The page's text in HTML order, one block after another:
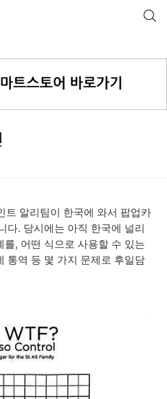
트 알리팀이 한국에 와서 팝업카
다. 당시에는 아직 한국에 널리
, 어떤 식으로 사용할 수 있는
통역 등 몇 가지 문제로 후일담